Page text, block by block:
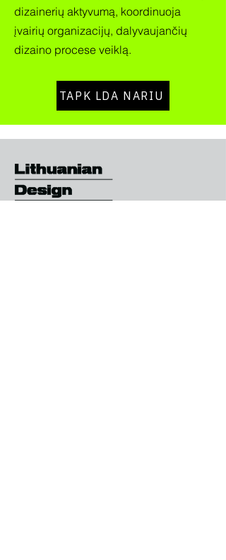
dizainerių aktyvumą, koordinuoja
įvairių organizacijų, dalyvaujančių
dizaino procese veiklą.
TAPK LDA NARIU